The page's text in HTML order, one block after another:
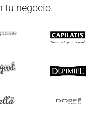
tu negocio.